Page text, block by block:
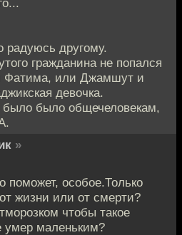
радуюсь другому.
гражданина не попался
Фатима, или Джамшут и
девочка.
было было общечеловекам,
»
поможет, особое.Только
жизни или от смерти?
чтобы такое
умер маленьким?